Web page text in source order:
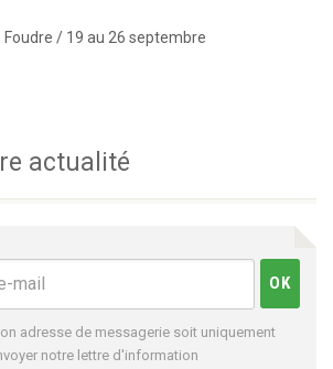
Foudre / 19 au 26 septembre
actualité
adresse de messagerie soit uniquement
notre lettre d'information